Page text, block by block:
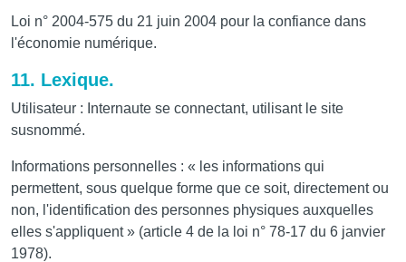
Loi n° 2004-575 du 21 juin 2004 pour la confiance dans
l'économie numérique.
11. Lexique.
Utilisateur : Internaute se connectant, utilisant le site
susnommé.
Informations personnelles : « les informations qui
permettent, sous quelque forme que ce soit, directement ou
non, l'identification des personnes physiques auxquelles
elles s'appliquent » (article 4 de la loi n° 78-17 du 6 janvier
1978).